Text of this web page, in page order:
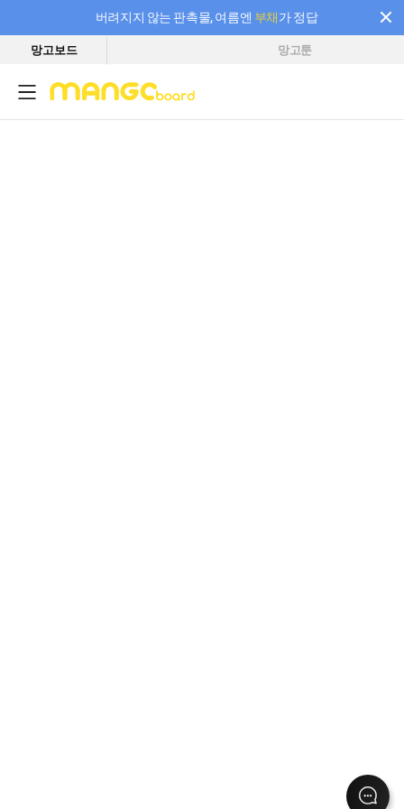
버려지지 않는 판촉물, 여름엔 부채가 정답
필요한 만큼 충전하고 끊김 없이 작업하세요! 새로워진 AI 부스터 요금제
망고보드 망고툰